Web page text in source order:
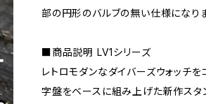
部の円形のバルブの無い仕様になりま
■商品説明 LV1シリーズ
レトロモダンなダイバーズウォッチ
字盤をベースに組み上げた新作スタ